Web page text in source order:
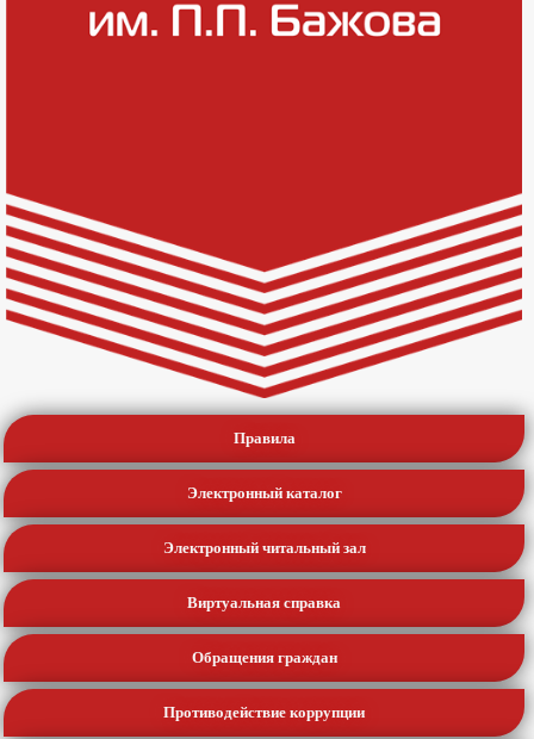
Правила
Электронный каталог
Электронный читальный зал
Виртуальная справка
Обращения граждан
Противодействие коррупции